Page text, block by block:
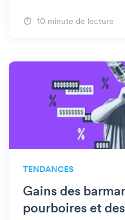
leur réussite.
10 minute de lecture
TENDANCES
Gains des
pourboires et